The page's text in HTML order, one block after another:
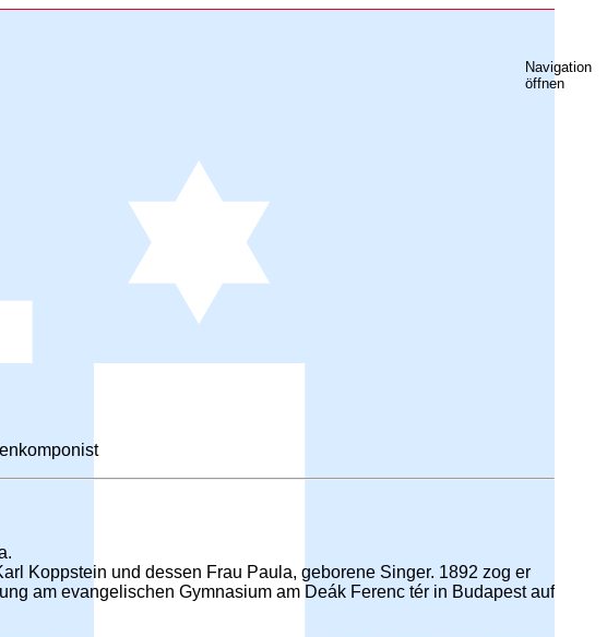
Navigation
öffnen
Koppstein und dessen Frau Paula, geborene Singer. 1892 zog er
am evangelischen Gymnasium am Deák Ferenc tér in Budapest auf